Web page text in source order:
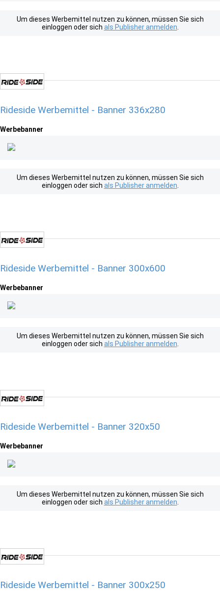
Um dieses Werbemittel nutzen zu können, müssen Sie sich
einloggen oder sich als Publisher anmelden
Rideside Werbemittel - Banner 336x280
Werbebanner
Um dieses Werbemittel nutzen zu können, müssen Sie sich
einloggen oder sich als Publisher anmelden
Rideside Werbemittel - Banner 300x600
Werbebanner
Um dieses Werbemittel nutzen zu können, müssen Sie sich
einloggen oder sich als Publisher anmelden
Rideside Werbemittel - Banner 320x50
Werbebanner
Um dieses Werbemittel nutzen zu können, müssen Sie sich
einloggen oder sich als Publisher anmelden
Rideside Werbemittel - Banner 300x250